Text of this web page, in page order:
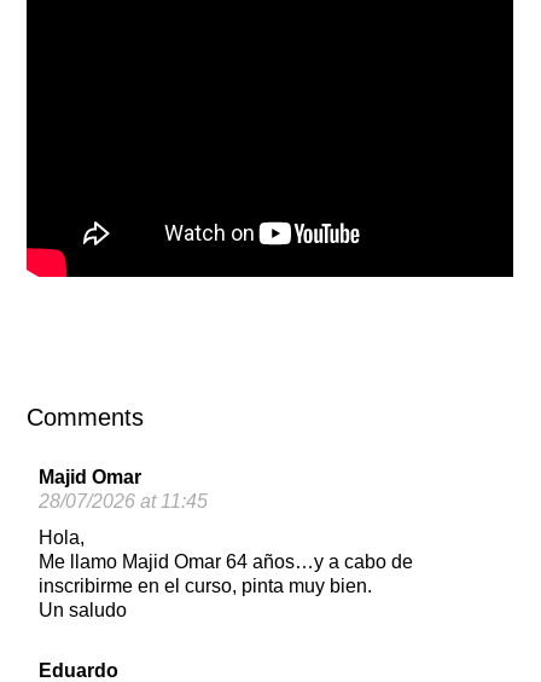
Comments
Majid Omar
28/07/2026 at 11:45
Hola,
Me llamo Majid Omar 64 años…y a cabo de
inscribirme en el curso, pinta muy bien.
Un saludo
Eduardo